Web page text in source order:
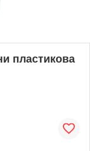
пластикова